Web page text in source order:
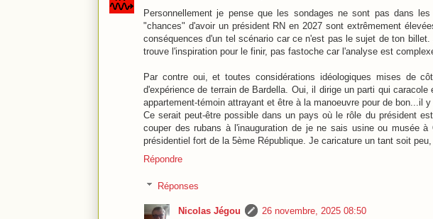
Personnellement je pense que les sondages ne sont pas dans
"chances" d'avoir un président RN en 2027 sont extrêmement
conséquences d'un tel scénario car ce n'est pas le sujet de ton
trouve l'inspiration pour le finir, pas fastoche car l'analyse est
Par contre oui, et toutes considérations idéologiques mises de
d'expérience de terrain de Bardella. Oui, il dirige un parti qui
appartement-témoin attrayant et être à la manoeuvre pour de bon...il
Ce serait peut-être possible dans un pays où le rôle du président
couper des rubans à l'inauguration de je ne sais usine ou musée
présidentiel fort de la 5ème République. Je caricature un tant soit
Répondre
Réponses
Nicolas Jégou
26 novembre, 2025 08:50